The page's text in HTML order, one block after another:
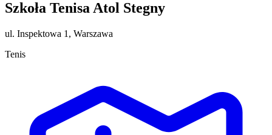
Szkoła Tenisa Atol Stegny
ul. Inspektowa 1, Warszawa
Tenis